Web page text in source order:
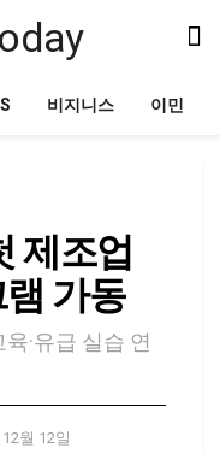
비지니스 이민
제조업
가동
·유급 실습 연
월 12일